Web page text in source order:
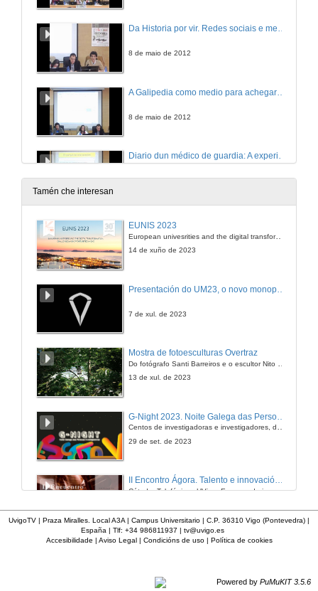
Da Historia por vir. Redes sociais e meta-relatos polifónicos, retos histórico-bio-gráficos
8 de maio de 2012
8 de maio de 2012
Diario dun médico de guardia: A experiencia dun blog
8 de maio de 2012
Apertura da mesa redonda
Tamén che interesan
EUNIS 2023
European univesrities and the digital transformation: challenges and opportunities ahead
14 de xuño de 2023
7 de xul. de 2023
Mostra de fotoesculturas Overtraz
13 de xul. de 2023
Centos de investigadoras e investigadores, decenas de actividades e sete cidades
29 de set. de 2023
II Encontro Ágora. Talento e innovación na era da transformación dixital
Cátedra Telefónica - UVigo. Espazos de innovación
Feira EmpregoinCampus Vigo 2024
UvigoTV | Praza Miralles. Local A3A | Campus Universitario | C.P. 36310 Vigo (Pontevedra) |
España | Tlf: +34 986811937 | tv@uvigo.es
Accesibilidade | Aviso Legal| Condicións de uso| Política de cookies
Powered by PuMuKIT 3.5.6